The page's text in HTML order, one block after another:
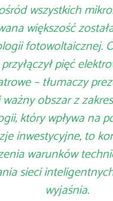
wszystkich
większość
fotowoltaicznej.
pięć
– tłumaczy
obszar z
który wpływa na
inwestycyjne, to
warunków
sieci
wyjaśnia.